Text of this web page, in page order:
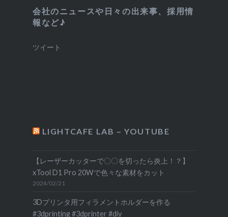
会社のニュースや日々の出来事、採用情
報など♪
ツイート
LIGHTCAFE LAB – YOUTUBE
【レーザーカッターで〇〇を切ったら炎上！？】
xTool D1 Pro 20Wで色々な素材をカット
2024/02/21
3Dプリンタ用フィラメントホルダーを作る
#3dprinting #3dprinter #diy